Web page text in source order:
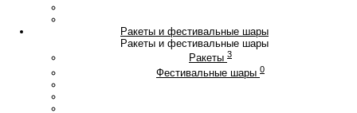
Ракеты и фестивальные шары
Ракеты и фестивальные шары
Ракеты 3
Фестивальные шары 0